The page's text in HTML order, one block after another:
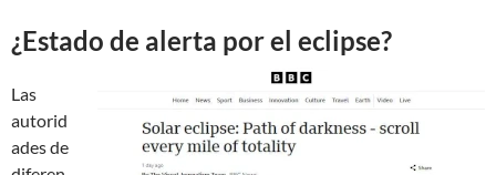
¿Estado de alerta por el eclipse?
Las
autorid
ades de